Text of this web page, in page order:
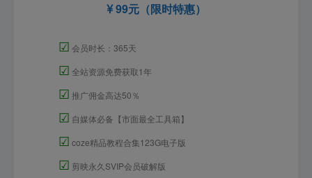
99元（限时特惠）
☑ 会员时长：365天
☑ 全站资源免费获取1年
☑ 推广佣金高达50％
☑ 自媒体必备【市面最全工具箱】
☑ coze精品教程合集123G电子版
☑ 剪映永久SVIP会员破解版